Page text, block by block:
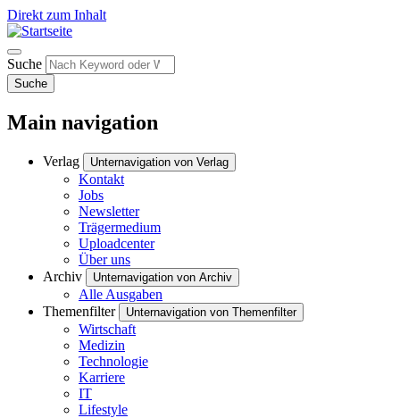
Direkt zum Inhalt
Suche
Suche
Main navigation
Verlag Unternavigation von Verlag
Kontakt
Jobs
Newsletter
Trägermedium
Uploadcenter
Über uns
Archiv
Unternavigation von Archiv
Alle Ausgaben
Themenfilter
Unternavigation von Themenfilter
Wirtschaft
Medizin
Technologie
Karriere
IT
Lifestyle